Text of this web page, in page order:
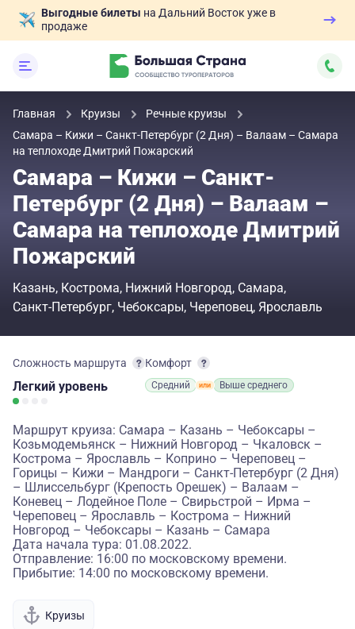
Выгодные билеты на Дальний Восток уже в
продаже
Главная Круизы
Речные круизы
Самара – Кижи – Санкт-Петербург (2 Дня) – Валаам – Самара
на теплоходе Дмитрий Пожарский
Самара – Кижи – Санкт-
Петербург (2 Дня) – Валаам –
Самара на теплоходе Дмитрий
Пожарский
Казань Кострома Нижний Новгород Самара
Санкт-Петербург Чебоксары Череповец Ярославль
Сложность маршрута
Легкий уровень
Комфорт
Средний Выше среднего
Маршрут круиза: Самара – Казань – Чебоксары –
Козьмодемьянск – Нижний Новгород – Чкаловск –
Кострома – Ярославль – Коприно – Череповец –
Горицы – Кижи – Мандроги – Санкт-Петербург (2 Дня)
– Шлиссельбург (Крепость Орешек) – Валаам –
Коневец – Лодейное Поле – Свирьстрой – Ирма –
Череповец – Ярославль – Кострома – Нижний
Новгород – Чебоксары – Казань – Самара
Дата начала тура: 01.08.2022.
Отправление: 16:00 по московскому времени.
Прибытие: 14:00 по московскому времени.
Круизы